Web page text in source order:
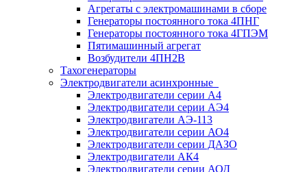
Агрегаты с электромашинами в сборе
Генераторы постоянного тока 4ПНГ
Генераторы постоянного тока 4ГПЭМ
Пятимашинный агрегат
Возбудители 4ПН2В
Тахогенераторы
Электродвигатели асинхронные
Электродвигатели серии А4
Электродвигатели серии АЭ4
Электродвигатели АЭ-113
Электродвигатели серии АО4
Электродвигатели серии ДАЗО
Электродвигатели АК4
Электродвигатели серии АОД